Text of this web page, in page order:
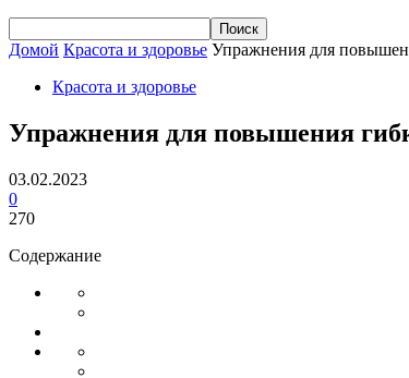
Домой Красота и здоровье Упражнения для
Красота и здоровье
Упражнения для повышения
03.02.2023
0
270
Содержание